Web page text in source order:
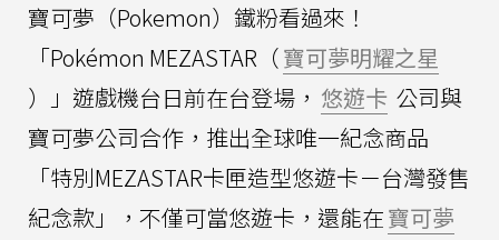
寶可夢（Pokemon）鐵粉看過來！
「Pokémon MEZASTAR（寶可夢明耀之星
）」遊戲機台日前在台登場， 悠遊卡 公司與
寶可夢公司合作，推出全球唯一紀念商品
「特別MEZASTAR卡匣造型悠遊卡－台灣發售
紀念款」，不僅可當悠遊卡，還能在寶可夢